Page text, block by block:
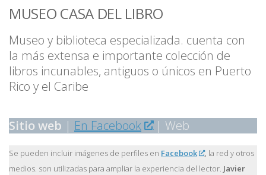
MUSEO CASA DEL LIBRO
Museo y biblioteca especializada. cuenta con
la más extensa e importante colección de
libros incunables, antiguos o únicos en Puerto
Rico y el Caribe
Sitio web | En Facebook | Web
Se pueden incluir imágenes de perfiles en Facebook , la red y otros
medios. son utilizadas para ampliar la experiencia del lector. Javier